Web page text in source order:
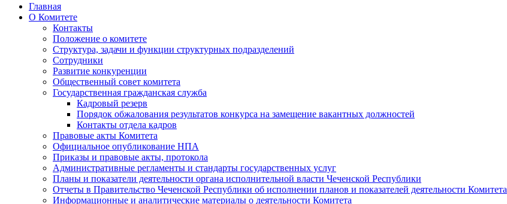
Главная
О Комитете
Контакты
Положение о комитете
Структура, задачи и функции структурных подразделений
Сотрудники
Развитие конкуренции
Общественный совет комитета
Государственная гражданская служба
Кадровый резерв
Порядок обжалования результатов конкурса на замещение вакантных должностей
Контакты отдела кадров
Правовые акты Комитета
Официальное опубликование НПА
Приказы и правовые акты, протокола
Административные регламенты и стандарты государственных услуг
Планы и показатели деятельности органа исполнительной власти Чеченской Республики
Отчеты в Правительство Чеченской Республики об исполнении планов и показателей деятельности Комитета
Информационные и аналитические материалы о деятельности Комитета